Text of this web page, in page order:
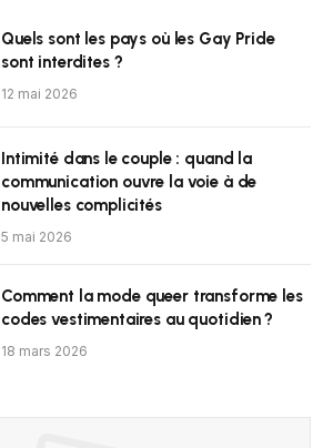
Quels sont les pays où les Gay Pride
sont interdites ?
12 mai 2026
Intimité dans le couple : quand la
communication ouvre la voie à de
nouvelles complicités
5 mai 2026
Comment la mode queer transforme les
codes vestimentaires au quotidien ?
18 mars 2026